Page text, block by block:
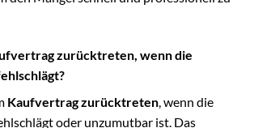
zurücktreten, wenn die
Kaufvertrag zurücktreten, wenn die
oder unzumutbar ist. Das